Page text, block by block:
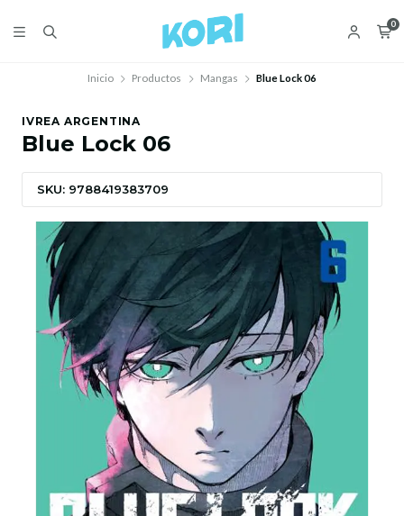
0
Inicio Productos Mangas Blue Lock 06
IVREA ARGENTINA
Blue Lock 06
SKU: 9788419383709